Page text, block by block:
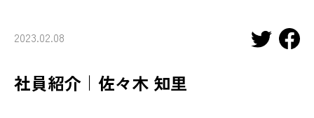
2023.02.08
社員紹介｜佐々木 知里